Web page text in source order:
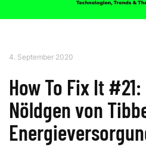
4. September 2020
How To Fix It
Nöldgen von